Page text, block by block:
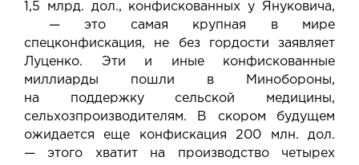
1,5 млрд. дол., конфискованных у Януковича,
— это самая крупная в мире
спецконфискация, не без гордости заявляет
Луценко. Эти и иные конфискованные
миллиарды пошли в Минобороны,
на поддержку сельской медицины,
сельхозпроизводителям. В скором будущем
ожидается еще конфискация 200 млн. дол.
— этого хватит на производство четырех